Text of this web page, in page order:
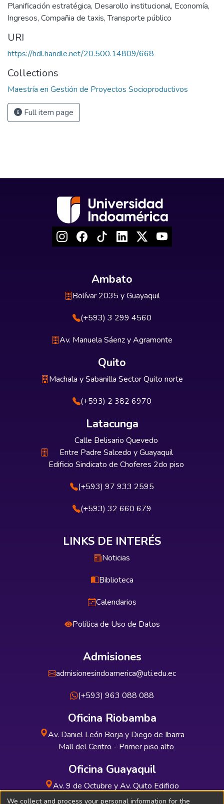
Planificación estratégica, Desarollo institucional, Economía,
Ingresos, Compañia de taxis,Transporte público
URI
https://hdl.handle.net/20.500.14809/668
Collections
Maestría en Gestión de Proyectos Socioproductivos
Full item page
Ambato
Bolívar 2035 y Guayaquil
(+593) 3 299 4560
Av. Manuela Sáenz y Agramonte
Quito
Machala y Sabanilla Sector Quito norte
(+593) 2 382 6970
Latacunga
Calle Belisario Quevedo
Entre Padre Salcedo y Guayaquil
Edificio Sindicato de Choferes 2do piso
(+593) 97 933 2595
(+593) 32 660 679
LINKS DE INTERÉS
Noticias
Biblioteca
Calendarios
Política de Uso de Datos
Admisiones
admisionesindoamerica@uti.edu.ec
(+593) 963 088 088
Oficina Riobamba
Av. Daniel León Borja y Diego de Ibarra
Mall del Centro - Primer piso alto
Oficina Guayaquil
Av. 9 de Octubre y Av. Quito Edificio
INDUAUTO - Planta baja
We collect and process your personal information for the